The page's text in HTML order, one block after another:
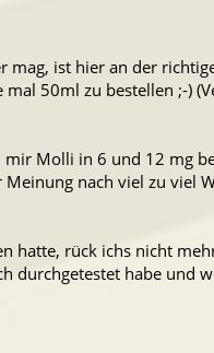
mag, ist hier an der
50ml zu bestellen ;-)
Molli in 6 und 12 mg
nach viel zu viel
hatte, rück ichs nicht
durchgetestet habe und